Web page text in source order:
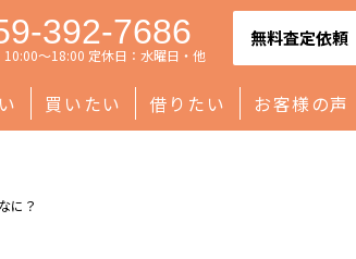
392-7686
10:00～18:00 定休日：水曜日・他
無料査定依頼
買いたい 借りたい お客様の声
に？